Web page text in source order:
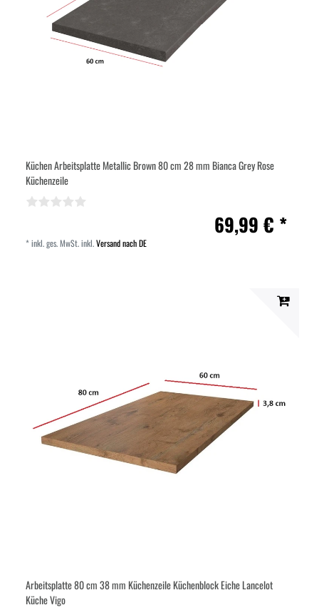
Küchen Arbeitsplatte Metallic Brown 80 cm 28 mm Bianca Grey Rose
Küchenzeile
69,99 € *
*inkl. ges. MwSt.inkl.Versand nach DE
Arbeitsplatte 80 cm 38 mm Küchenzeile Küchenblock Eiche Lancelot
Küche Vigo